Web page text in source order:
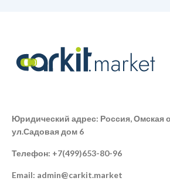
Юридический адрес: Россия, Омская
ул.Садовая дом 6
Телефон: +7(499)653-80-96
Email: admin@carkit.market